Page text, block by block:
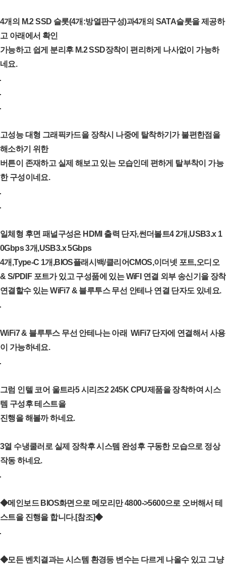
4개의 M.2 SSD 슬롯(4개:방열판구성)과4개의 SATA슬롯을 제공하
고 아래에서 확인
가능하고 쉽게 분리후 M.2 SSD장착이 편리하게 나사없이 가능하
네요.
고성능 대형 그래픽카드을 장착시 나중에 탈착하기가 불편한점을
해소하기 위한
버튼이 존재하고 실제 해보고 있는 모습인데 편하게 탈부착이 가능
한 구성이네요.
일체형 후면 패널구성은 HDMI 출력 단자,썬더볼트4 2개,USB3.x 1
0Gbps 3개,USB3.x 5Gbps
4개,Type-C 1개,BIOS플래시백/클리어CMOS,이더넷 포트,오디오
& S/PDIF 포트가 있고 구성품에 있는WiFI 연결 외부 송신기을 장착
연결할수 있는 WiFi7 & 블루투스 무선 안테나 연결 단자도 있네요.
WiFi7 & 블루투스 무선 안테나는 아래 WiFi7 단자에 연결해서 사용
이 가능하네요.
그럼 인텔 코어 울트라5 시리즈2 245K CPU제품을 장착하여 시스
템 구성후 테스트을
진행을 해볼까 하네요.
3열 수냉쿨러로 실제 장착후 시스템 완성후 구동한 모습으로 정상
작동 하네요.
◆메인보드 BIOS화면으로 메모리만 4800->5600으로 오버해서 테
스트을 진행을 합니다.[참조]◆
◆모든 벤치결과는 시스템 환경등 변수는 다르게 나올수 있고 그냥